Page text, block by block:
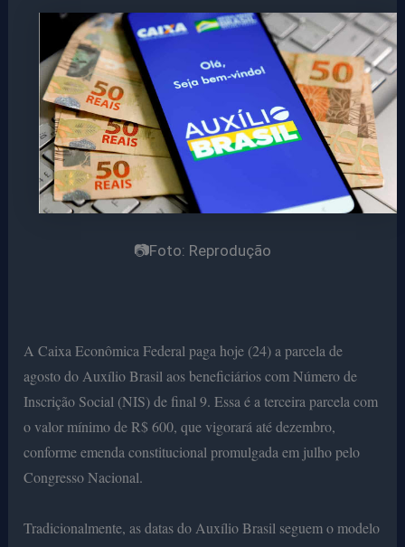
📷Foto: Reprodução
A Caixa Econômica Federal paga hoje (24) a parcela de
agosto do Auxílio Brasil aos beneficiários com Número de
Inscrição Social (NIS) de final 9. Essa é a terceira parcela com
o valor mínimo de R$ 600, que vigorará até dezembro,
conforme emenda constitucional promulgada em julho pelo
Congresso Nacional.
Tradicionalmente, as datas do Auxílio Brasil seguem o modelo